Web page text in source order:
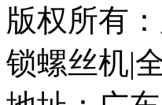
版权所有
锁螺丝机|